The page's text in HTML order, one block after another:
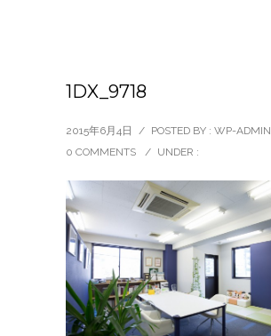
1DX_9718
2015年6月4日 / POSTED BY : WP-ADMIN
0 COMMENTS
/ UNDER :